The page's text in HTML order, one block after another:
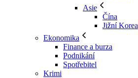
Asie
Čína
Jižní Korea
Ekonomika
Finance a burza
Podnikání
Spotřebitel
Krimi